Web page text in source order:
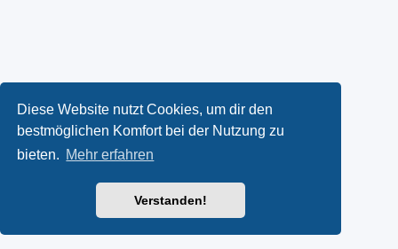
Diese Website nutzt Cookies, um dir den
bestmöglichen Komfort bei der Nutzung zu
bieten. Mehr erfahren
Verstanden!